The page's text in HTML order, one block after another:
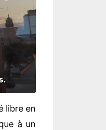
libre en
à un